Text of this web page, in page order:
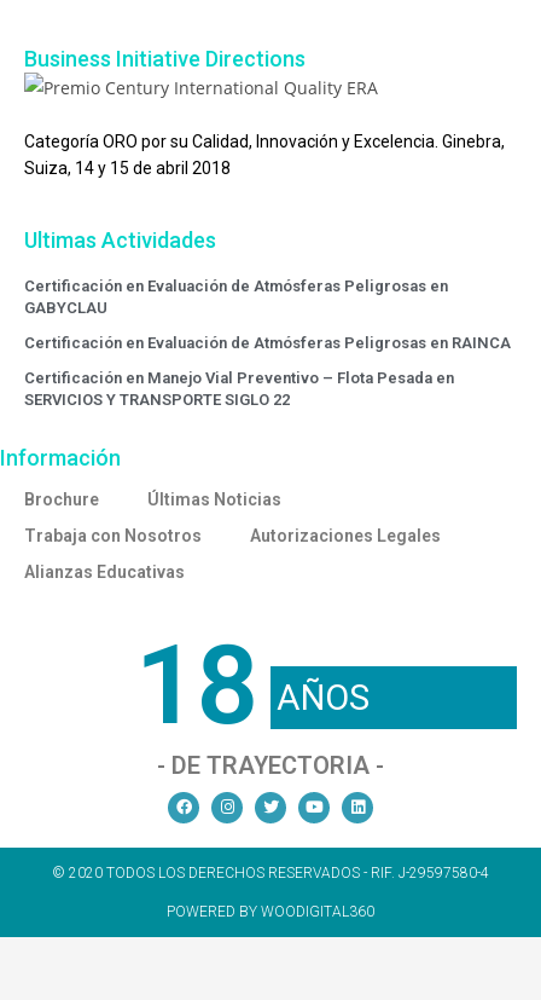
Business Initiative Directions
Categoría ORO por su Calidad, Innovación y Excelencia. Ginebra,
Suiza, 14 y 15 de abril 2018
Ultimas Actividades
Certificación en Evaluación de Atmósferas Peligrosas en
GABYCLAU
Certificación en Evaluación de Atmósferas Peligrosas en RAINCA
Certificación en Manejo Vial Preventivo – Flota Pesada en
SERVICIOS Y TRANSPORTE SIGLO 22
Información
Brochure
Últimas Noticias
Trabaja con Nosotros
Autorizaciones Legales
Alianzas Educativas
18 AÑOS
- DE TRAYECTORIA -
© 2020 TODOS LOS DERECHOS RESERVADOS - RIF. J-29597580-4
POWERED BY WOODIGITAL360